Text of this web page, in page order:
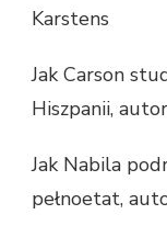
Karstens
Jak Carson
Hiszpanii,
Jak Nabila
pełnoetat,